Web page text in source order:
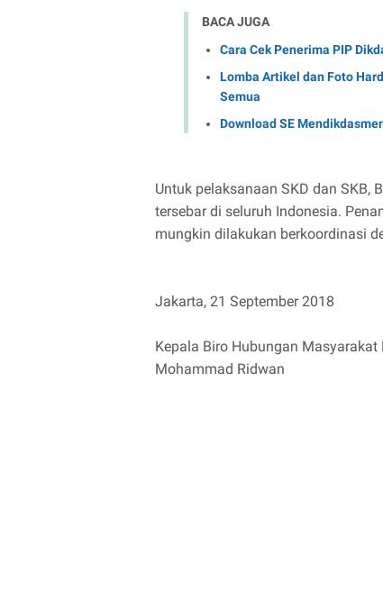
BACA JUGA
Cara Cek Penerima PIP
Lomba Artikel dan Foto
Semua
Download SE
Untuk pelaksanaan SKD dan SKB,
tersebar di seluruh Indonesia.
mungkin dilakukan berkoordinasi
Jakarta, 21 September 2018
Kepala Biro Hubungan Masyarakat
Mohammad Ridwan